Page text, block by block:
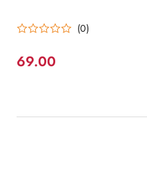
(0)
Cena:
69.00